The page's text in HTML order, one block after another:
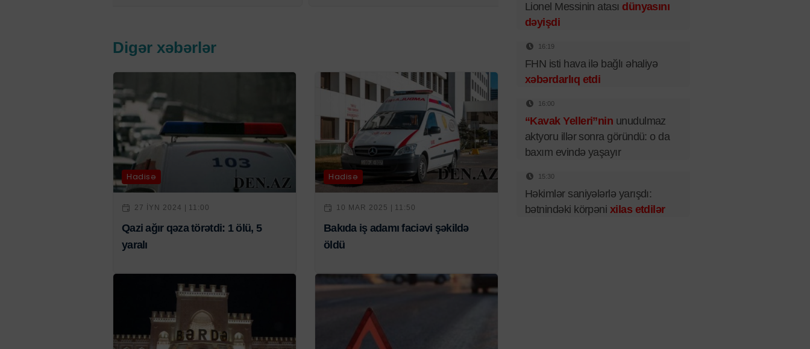
Digər xəbərlər
Hadisə
27 IYN 2024 | 11:00
Qazi ağır qəza törətdi: 1 ölü, 5
yaralı
Hadisə
10 MAR 2025 | 11:50
Bakıda iş adamı faciəvi şəkildə
öldü
Lionel Messinin atası dünyasını
dəyişdi
16:19
FHN isti hava ilə bağlı əhaliyə
xəbərdarlıq etdi
16:00
“Kavak Yelleri”nin unudulmaz
aktyoru illər sonra göründü: o da
baxım evində yaşayır
15:30
Həkimlər saniyələrlə yarışdı:
bətnindəki körpəni xilas etdilər